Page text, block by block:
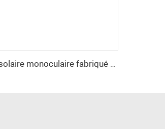
Système de suivi solaire monoculaire fabriqué en Chine avec moteur de rotation